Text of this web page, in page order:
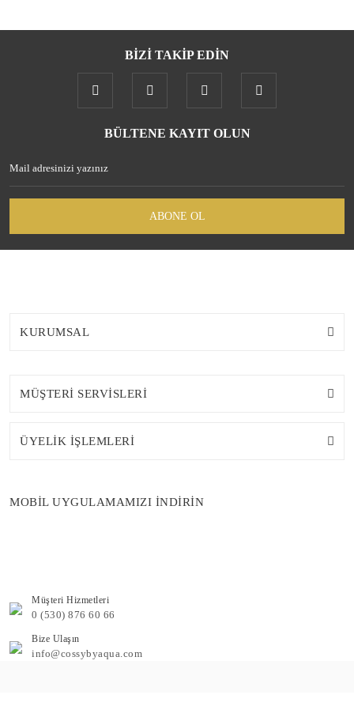
BİZİ TAKİP EDİN
BÜLTENE KAYIT OLUN
ABONE OL
KURUMSAL
MÜŞTERİ SERVİSLERİ
ÜYELİK İŞLEMLERİ
MOBİL UYGULAMAMIZI İNDİRİN
Müşteri Hizmetleri
0 (530) 876 60 66
Bize Ulaşın
info@cossybyaqua.com